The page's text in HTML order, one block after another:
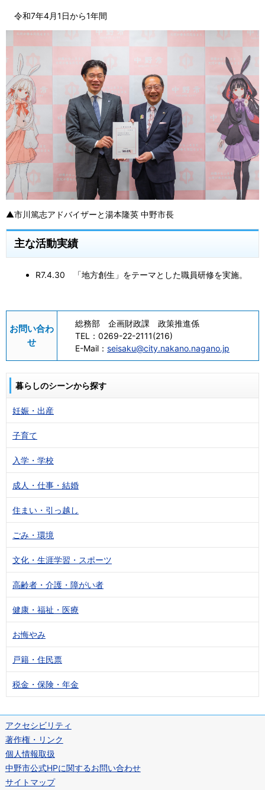
令和7年4月1日から1年間
▲市川篤志アドバイザーと湯本隆英 中野市長
主な活動実績
R7.4.30 「地方創生」をテーマとした職員研修を実施。
お問い合わ
せ
総務部 企画財政課 政策推進係
TEL： 0269-22-2111(216)
E-Mail： seisaku@city.nakano.nagano.jp
暮らしのシーンから探す
妊娠・出産
子育て
入学・学校
成人・仕事・結婚
住まい・引っ越し
ごみ・環境
文化・生涯学習・スポーツ
高齢者・介護・障がい者
健康・福祉・医療
お悔やみ
戸籍・住民票
税金・保険・年金
アクセシビリティ
著作権・リンク
個人情報取扱
中野市公式HPに関するお問い合わせ
サイトマップ